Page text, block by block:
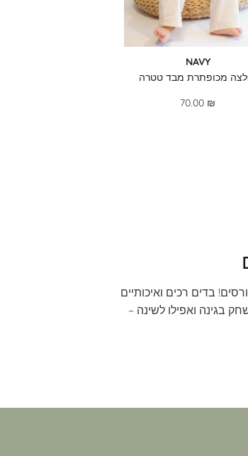
NAVY
מכופתרת מבד טטרה
70.00 ₪
בדים רכים ואיכותיים
בגינה ואפילו לשינה –